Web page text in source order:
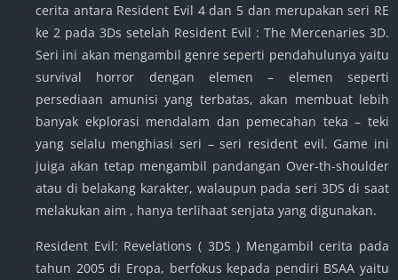
cerita antara Resident Evil 4 dan 5 dan merupakan seri RE
ke 2 pada 3Ds setelah Resident Evil : The Mercenaries 3D.
Seri ini akan mengambil genre seperti pendahulunya yaitu
survival horror dengan elemen – elemen seperti
persediaan amunisi yang terbatas, akan membuat lebih
banyak ekplorasi mendalam dan pemecahan teka – teki
yang selalu menghiasi seri – seri resident evil. Game ini
juiga akan tetap mengambil pandangan Over-th-shoulder
atau di belakang karakter, walaupun pada seri 3DS di saat
melakukan aim , hanya terlihaat senjata yang digunakan.
Resident Evil: Revelations ( 3DS ) Mengambil cerita pada
tahun 2005 di Eropa, berfokus kepada pendiri BSAA yaitu